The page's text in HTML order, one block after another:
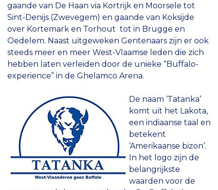
gaande van De Haan via Kortrijk en Moorsele tot
Sint-Denijs (Zwevegem) en gaande van Koksijde
over Kortemark en Torhout tot in Brugge en
Oedelem. Naast uitgeweken Gentenaars zijn er ook
steeds meer en meer West-Vlaamse leden die zich
hebben laten verleiden door de unieke “Buffalo-
experience” in de Ghelamco Arena.
De naam ‘Tatanka’
komt uit het Lakota,
een indiaanse taal en
betekent
‘Amerikaanse bizon’.
In het logo zijn de
belangrijkste
waarden voor de